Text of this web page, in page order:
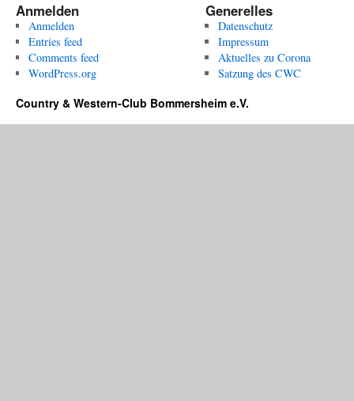
Anmelden
Anmelden
Entries feed
Comments feed
WordPress.org
Generelles
Datenschutz
Impressum
Aktuelles zu Corona
Satzung des CWC
Country & Western-Club Bommersheim e.V.